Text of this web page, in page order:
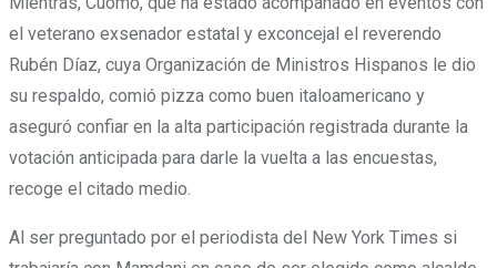
el veterano exsenador estatal y exconcejal el reverendo
Rubén Díaz, cuya Organización de Ministros Hispanos le dio
su respaldo, comió pizza como buen italoamericano y
aseguró confiar en la alta participación registrada durante la
votación anticipada para darle la vuelta a las encuestas,
recoge el citado medio.
Al ser preguntado por el periodista del New York Times si